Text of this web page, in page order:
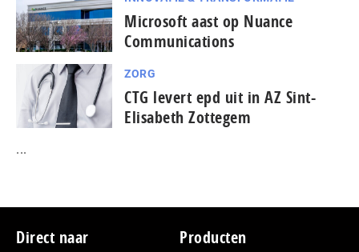
Microsoft aast op Nuance
Communications
ZORG
CTG levert epd uit in AZ Sint-
Elisabeth Zottegem
...
Footer
Direct naar Producten